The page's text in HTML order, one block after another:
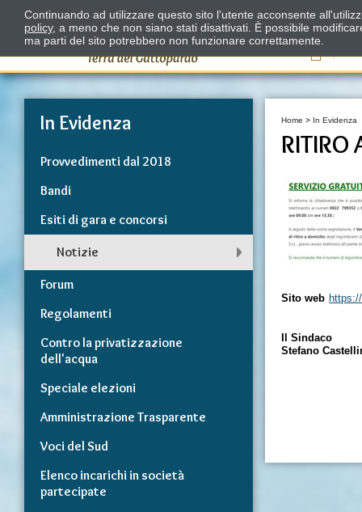
Il
In Evidenza
Provvedimenti dal 2018
Bandi
Esiti di gara e concorsi
Notizie
Forum
Regolamenti
Contro la privatizzazione
dell'acqua
Speciale elezioni
Amministrazione Trasparente
Voci del Sud
Elenco incarichi in società
partecipate
Home > In Evidenza
RITIRO
Sito web
Il Sindaco
Stefano
Continuando ad utilizzare questo sito l'utente acconsente
policy, a meno che non siano stati disattivati. È possibile
ma parti del sito potrebbero non funzionare correttamente.